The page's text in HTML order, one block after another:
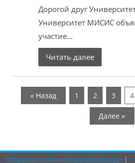
Дорогой друг
Университет МИСИС
участие...
Читать далее
« Назад 1 2 3 4
Далее »
Открытая химическая олимпиада |